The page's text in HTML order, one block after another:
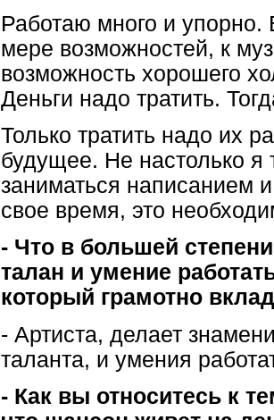
Работаю много и
мере возможностей, к
возможность хорошего
Деньги надо тратить.
Только тратить надо их
будущее. Не настолько я
заниматься написанием
свое время, это
- Что в большей
талан и умение
который грамотно
- Артиста, делает
таланта, и умения
- Как вы относитесь к